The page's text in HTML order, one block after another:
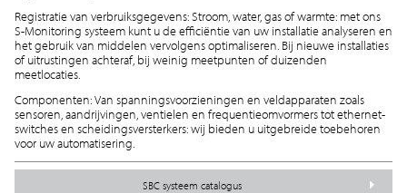
Registratie van verbruiksgegevens: Stroom, water, gas of warmte: met ons
S-Monitoring systeem kunt u de efficiëntie van uw installatie analyseren en
het gebruik van middelen vervolgens optimaliseren. Bij nieuwe installaties
of uitrustingen achteraf, bij weinig meetpunten of duizenden
meetlocaties.
Componenten: Van spanningsvoorzieningen en veldapparaten zoals
sensoren, aandrijvingen, ventielen en frequentieomvormers tot ethernet-
switches en scheidingsversterkers: wij bieden u uitgebreide toebehoren
voor uw automatisering.
SBC systeem catalogus